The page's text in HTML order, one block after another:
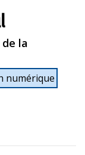
la
numérique